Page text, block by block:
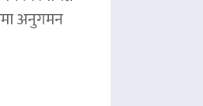
अनुगमन